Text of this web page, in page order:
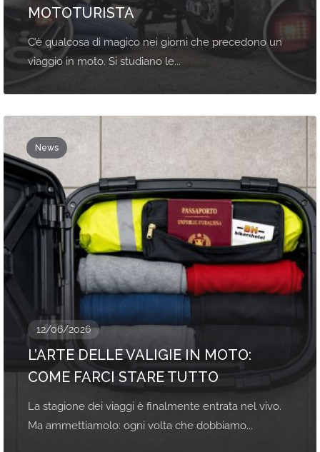
MOTOTURISTA
C’è qualcosa di magico nei giorni che precedono un
viaggio in moto. Si studiano le...
News
12/06/2026
L’ARTE DELLE VALIGIE IN MOTO:
COME FARCI STARE TUTTO
La stagione dei viaggi è finalmente entrata nel vivo.
Ma ammettiamolo: ogni volta che dobbiamo...